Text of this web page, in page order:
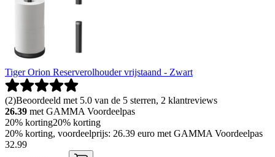
Tiger Orion Reserverolhouder vrijstaand - Zwart
(2)Beoordeeld met 5.0 van de 5 sterren, 2 klantreviews
26.39 met GAMMA Voordeelpas
20% korting20% korting
20% korting, voordeelprijs: 26.39 euro met GAMMA Voordeelpas
32.99